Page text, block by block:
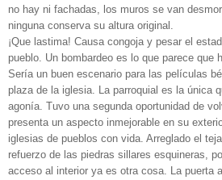
no hay ni fachadas, los muros se van
ninguna conserva su altura original.
¡Que lastima! Causa congoja y pesar el
pueblo. Un bombardeo es lo que parece que
Sería un buen escenario para las películas
plaza de la iglesia. La parroquial es la única
agonía. Tuvo una segunda oportunidad de
presenta un aspecto inmejorable en su
iglesias de pueblos con vida. Arreglado el
refuerzo de las piedras sillares esquineras,
acceso al interior ya es otra cosa. La puerta